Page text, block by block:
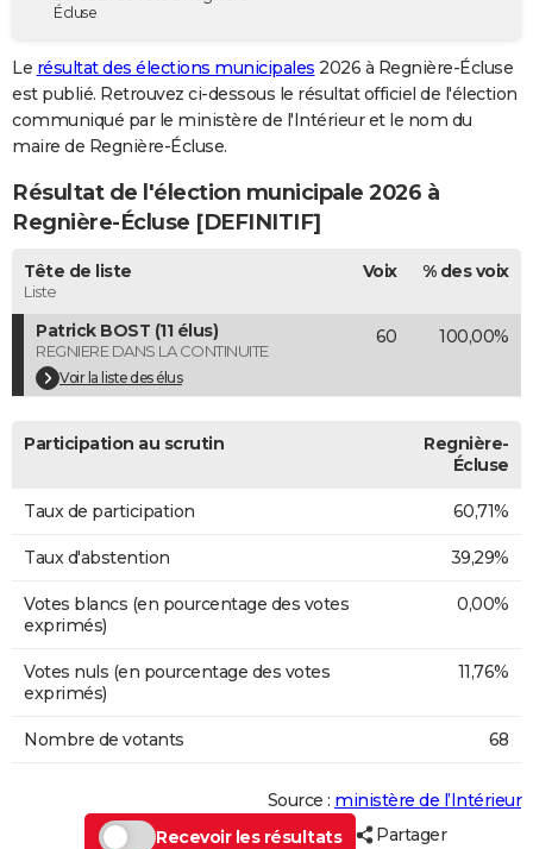
Destinations
City break
Voyage nature
Voyage de noces
Forum
GUIDES D'ACHAT
BONS PLANS
Carte de Noël
Carte Bonne année
Carte Saint-Valentin
Carte Pâques
Carte d'anniversaire
DICTIONNAIRE
Dictionnaire
Biographies
Citations
Expressions
Proverbes
PROGRAMME TV
COPAINS D'AVANT
S'inscrire
Se connecter
Lycées
Collèges
Primaires
Universités
Entreprises
Service militaire
Avis de recherche
AVIS DE DÉCÈS
Bricolage
Television
Écluse
Le résultat des élections municipales 2026 à Regnière-Écluse
est publié. Retrouvez ci-dessous le résultat officiel de l'élection
communiqué par le ministère de l'Intérieur et le nom du
maire de Regnière-Écluse.
Résultat de l'élection municipale 2026 à
Regnière-Écluse [DEFINITIF]
Tête de liste
Liste
Voix % des voix
Patrick BOST (11 élus)
REGNIERE DANS LA CONTINUITE
Voir la liste des élus
60 100,00%
Participation au scrutin
Regnière-
Écluse
Taux de participation 60,71%
Taux d'abstention 39,29%
Votes blancs (en pourcentage des votes
exprimés)
0,00%
Votes nuls (en pourcentage des votes
exprimés)
11,76%
Nombre de votants 68
Source : ministère de l’Intérieur
Recevoir les résultats
Partager